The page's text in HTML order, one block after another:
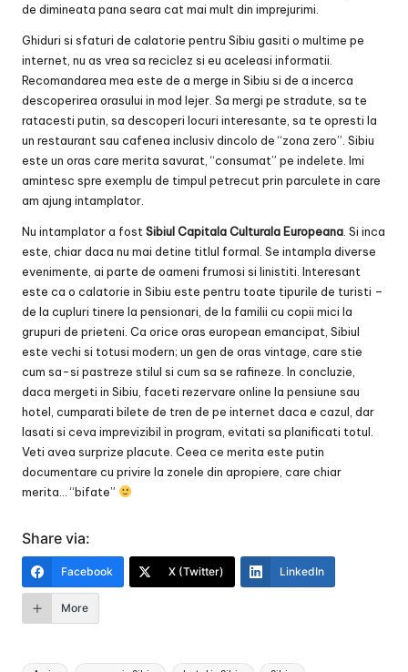
de dimineata pana seara cat mai mult din imprejurimi.
Ghiduri si sfaturi de calatorie pentru Sibiu gasiti o multime pe
internet, nu as vrea sa reciclez si eu aceleasi informatii.
Recomandarea mea este de a merge in Sibiu si de a incerca
descoperirea orasului in mod lejer. Sa mergi pe stradute, sa te
ratacesti putin, sa descoperi locuri interesante, sa te opresti la
un restaurant sau cafenea inclusiv dincolo de “zona zero”. Sibiu
este un oras care merita savurat, “consumat” pe indelete. Imi
amintesc spre exemplu de timpul petrecut prin parculete in care
am ajung intamplator.
Nu intamplator a fost Sibiul Capitala Culturala Europeana . Si inca
este, chiar daca nu mai detine titlul formal. Se intampla diverse
evenimente, ai parte de oameni frumosi si linistiti. Interesant
este ca o calatorie in Sibiu este pentru toate tipurile de turisti –
de la cupluri tinere la pensionari, de la familii cu copii mici la
grupuri de prieteni. Ca orice oras european emancipat, Sibiul
este vechi si totusi modern; un gen de oras vintage, care stie
cum sa-si pastreze stilul si cum sa se rafineze. In concluzie,
daca mergeti in Sibiu, faceti rezervare online la pensiune sau
hotel, cumparati bilete de tren de pe internet daca e cazul, dar
lasati si ceva imprevizibil in program, evitati sa planificati totul.
Veti avea surprize placute. Ceea ce merita este putin
documentare cu privire la zonele din apropiere, care chiar
merita… “bifate”
Share via:
Facebook X (Twitter) LinkedIn
More
Tags: